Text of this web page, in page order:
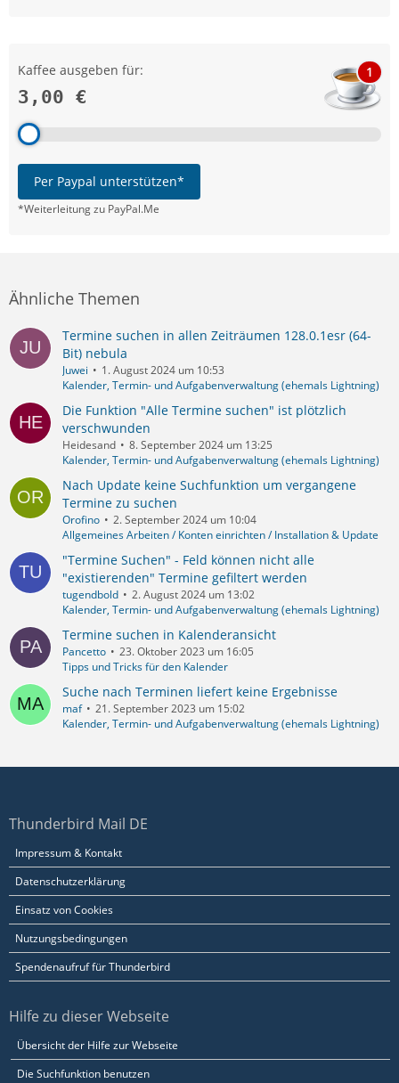
Kaffee ausgeben für:
3,00 €
1
Per Paypal unterstützen*
*Weiterleitung zu PayPal.Me
Ähnliche Themen
Termine suchen in allen Zeiträumen 128.0.1esr (64-
Bit) nebula
Juwei
1. August 2024 um 10:53
Kalender, Termin- und Aufgabenverwaltung (ehemals Lightning)
Die Funktion "Alle Termine suchen" ist plötzlich
verschwunden
Heidesand
8. September 2024 um 13:25
Kalender, Termin- und Aufgabenverwaltung (ehemals Lightning)
Nach Update keine Suchfunktion um vergangene
Termine zu suchen
Orofino
2. September 2024 um 10:04
Allgemeines Arbeiten / Konten einrichten / Installation & Update
"Termine Suchen" - Feld können nicht alle
"existierenden" Termine gefiltert werden
tugendbold
2. August 2024 um 13:02
Kalender, Termin- und Aufgabenverwaltung (ehemals Lightning)
Termine suchen in Kalenderansicht
Pancetto
23. Oktober 2023 um 16:05
Tipps und Tricks für den Kalender
Suche nach Terminen liefert keine Ergebnisse
maf
21. September 2023 um 15:02
Kalender, Termin- und Aufgabenverwaltung (ehemals Lightning)
Thunderbird Mail DE
Impressum & Kontakt
Datenschutzerklärung
Einsatz von Cookies
Nutzungsbedingungen
Spendenaufruf für Thunderbird
Hilfe zu dieser Webseite
Übersicht der Hilfe zur Webseite
Die Suchfunktion benutzen